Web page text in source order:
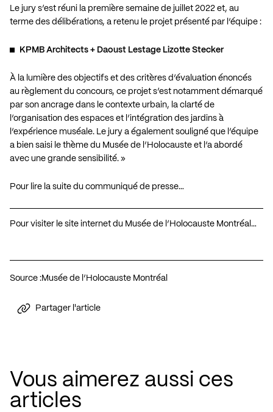
Le jury s’est réuni la première semaine de juillet 2022 et, au
terme des délibérations, a retenu le projet présenté par l’équipe :
KPMB Architects + Daoust Lestage Lizotte Stecker
À la lumière des objectifs et des critères d’évaluation énoncés
au règlement du concours, ce projet s’est notamment démarqué
par son ancrage dans le contexte urbain, la clarté de
l’organisation des espaces et l’intégration des jardins à
l’expérience muséale. Le jury a également souligné que l’équipe
a bien saisi le thème du Musée de l’Holocauste et l’a abordé
avec une grande sensibilité. »
Pour lire la suite du communiqué de presse…
Pour visiter le site internet du Musée de l’Holocauste Montréal…
Source :Musée de l’Holocauste Montréal
Partager l'article
Vous aimerez aussi ces
articles